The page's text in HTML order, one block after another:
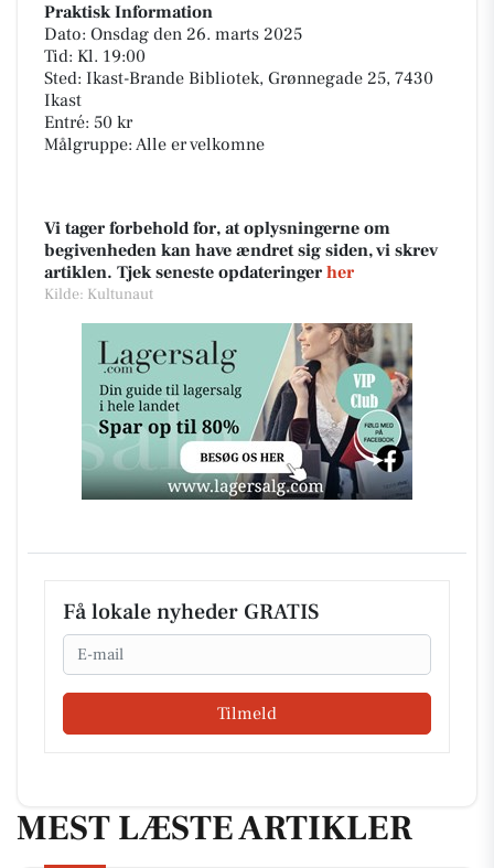
Praktisk Information
Dato: Onsdag den 26. marts 2025
Tid: Kl. 19:00
Sted: Ikast-Brande Bibliotek, Grønnegade 25, 7430
Ikast
Entré: 50 kr
Målgruppe: Alle er velkomne
Vi tager forbehold for, at oplysningerne om
begivenheden kan have ændret sig siden, vi skrev
artiklen. Tjek seneste opdateringer her
Kilde: Kultunaut
Få lokale nyheder GRATIS
Email
Tilmeld
MEST LÆSTE ARTIKLER